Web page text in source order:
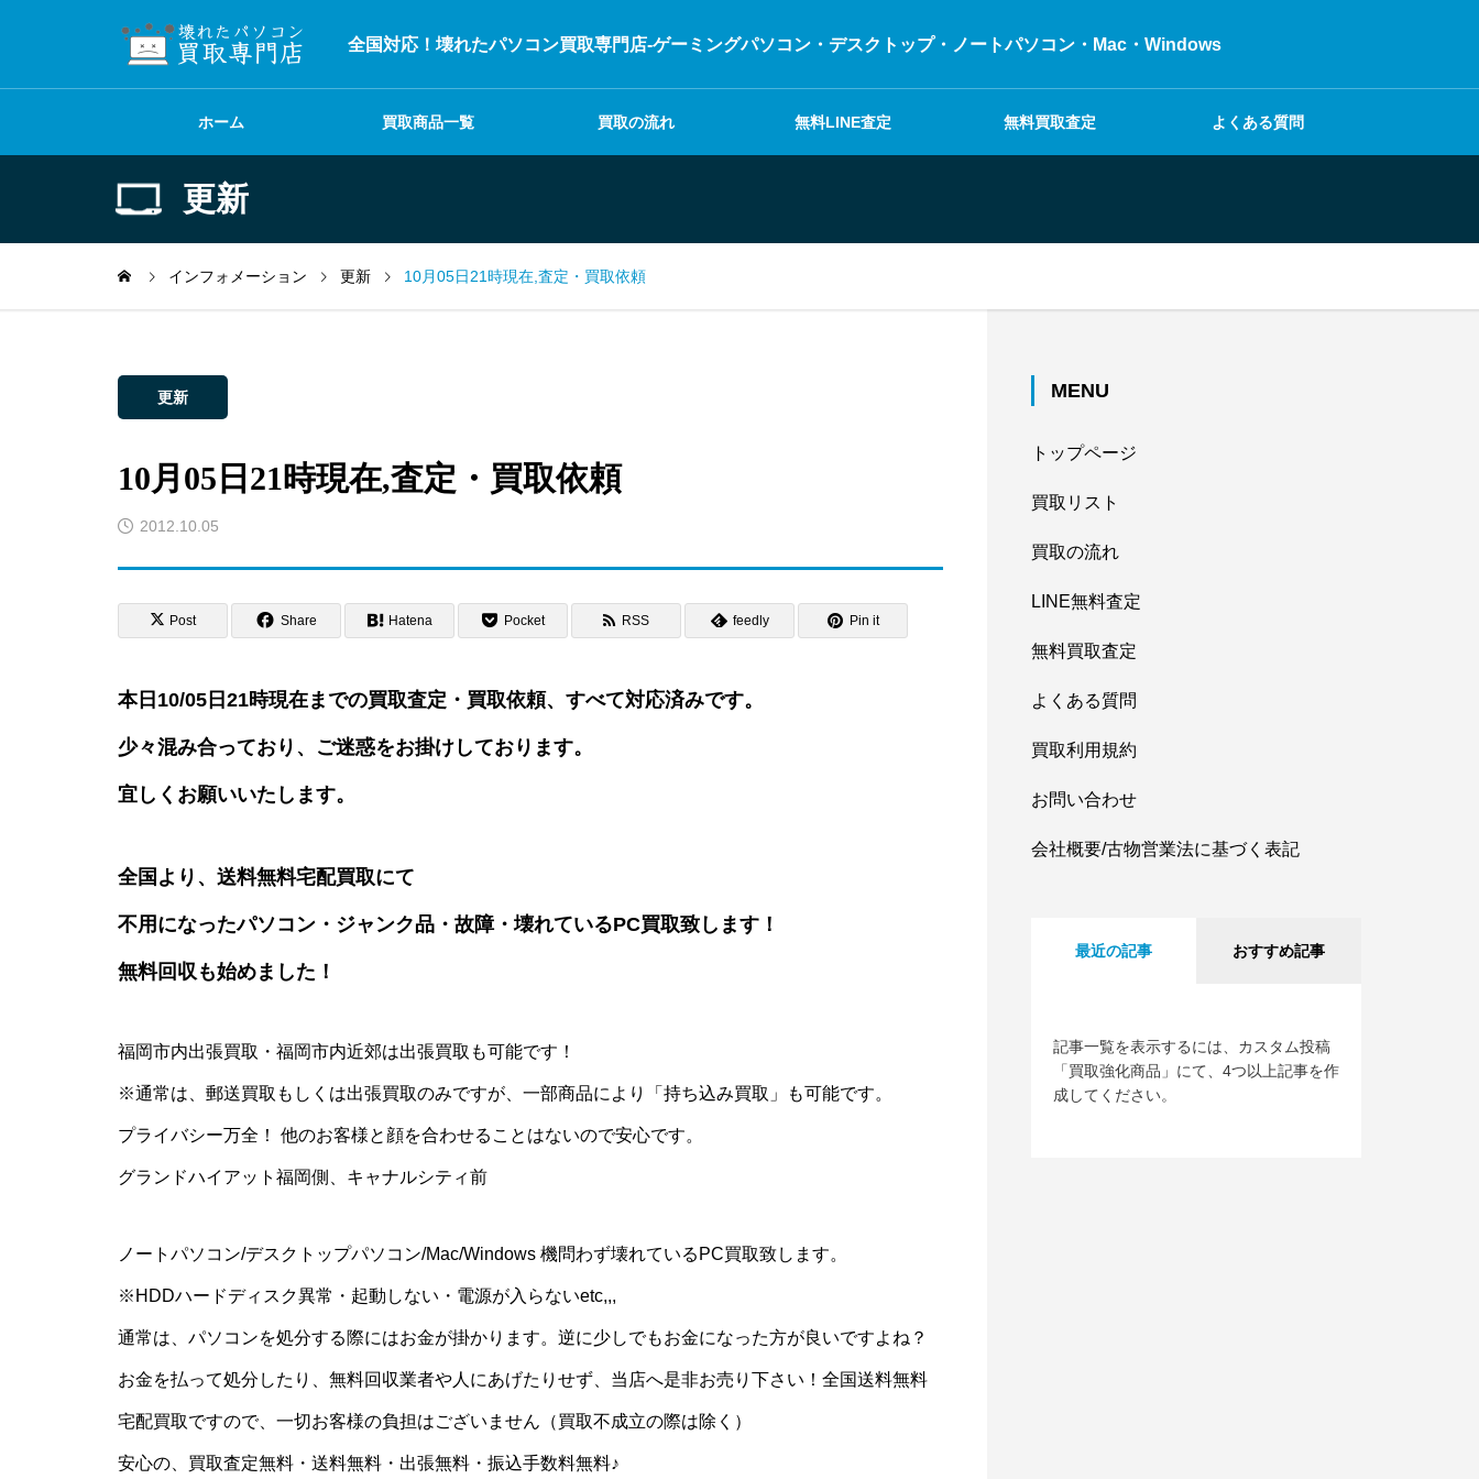
全国対応！壊れたパソコン買取専門店-ゲーミングパソコン・デスクトップ・ノートパソコン・Mac・Windows
ホーム 買取商品一覧 買取の流れ 無料LINE査定 無料買取査定 よくある質問
更新
インフォメーション 更新 10月05日21時現在,査定・買取依頼
更新
10月05日21時現在,査定・買取依頼
2012.10.05
Post Share Hatena Pocket RSS feedly Pin it
本日10/05日21時現在までの買取査定・買取依頼、すべて対応済みです。
少々混み合っており、ご迷惑をお掛けしております。
宜しくお願いいたします。
全国より、送料無料宅配買取にて
不用になったパソコン・ジャンク品・故障・壊れているPC買取致します！
無料回収も始めました！
福岡市内出張買取・福岡市内近郊は出張買取も可能です！
※通常は、郵送買取もしくは出張買取のみですが、一部商品により「持ち込み買取」も可能です。
プライバシー万全！ 他のお客様と顔を合わせることはないので安心です。
グランドハイアット福岡側、キャナルシティ前
ノートパソコン/デスクトップパソコン/Mac/Windows 機問わず壊れているPC買取致します。
※HDDハードディスク異常・起動しない・電源が入らないetc,,,
通常は、パソコンを処分する際にはお金が掛かります。逆に少しでもお金になった方が良いですよね？
お金を払って処分したり、無料回収業者や人にあげたりせず、当店へ是非お売り下さい！全国送料無料
宅配買取ですので、一切お客様の負担はございません（買取不成立の際は除く）
安心の、買取査定無料・送料無料・出張無料・振込手数料無料♪
MENU
トップページ
買取リスト
買取の流れ
LINE無料査定
無料買取査定
よくある質問
買取利用規約
お問い合わせ
会社概要/古物営業法に基づく表記
最近の記事 おすすめ記事
記事一覧を表示するには、カスタム投稿
「買取強化商品」にて、4つ以上記事を作
成してください。